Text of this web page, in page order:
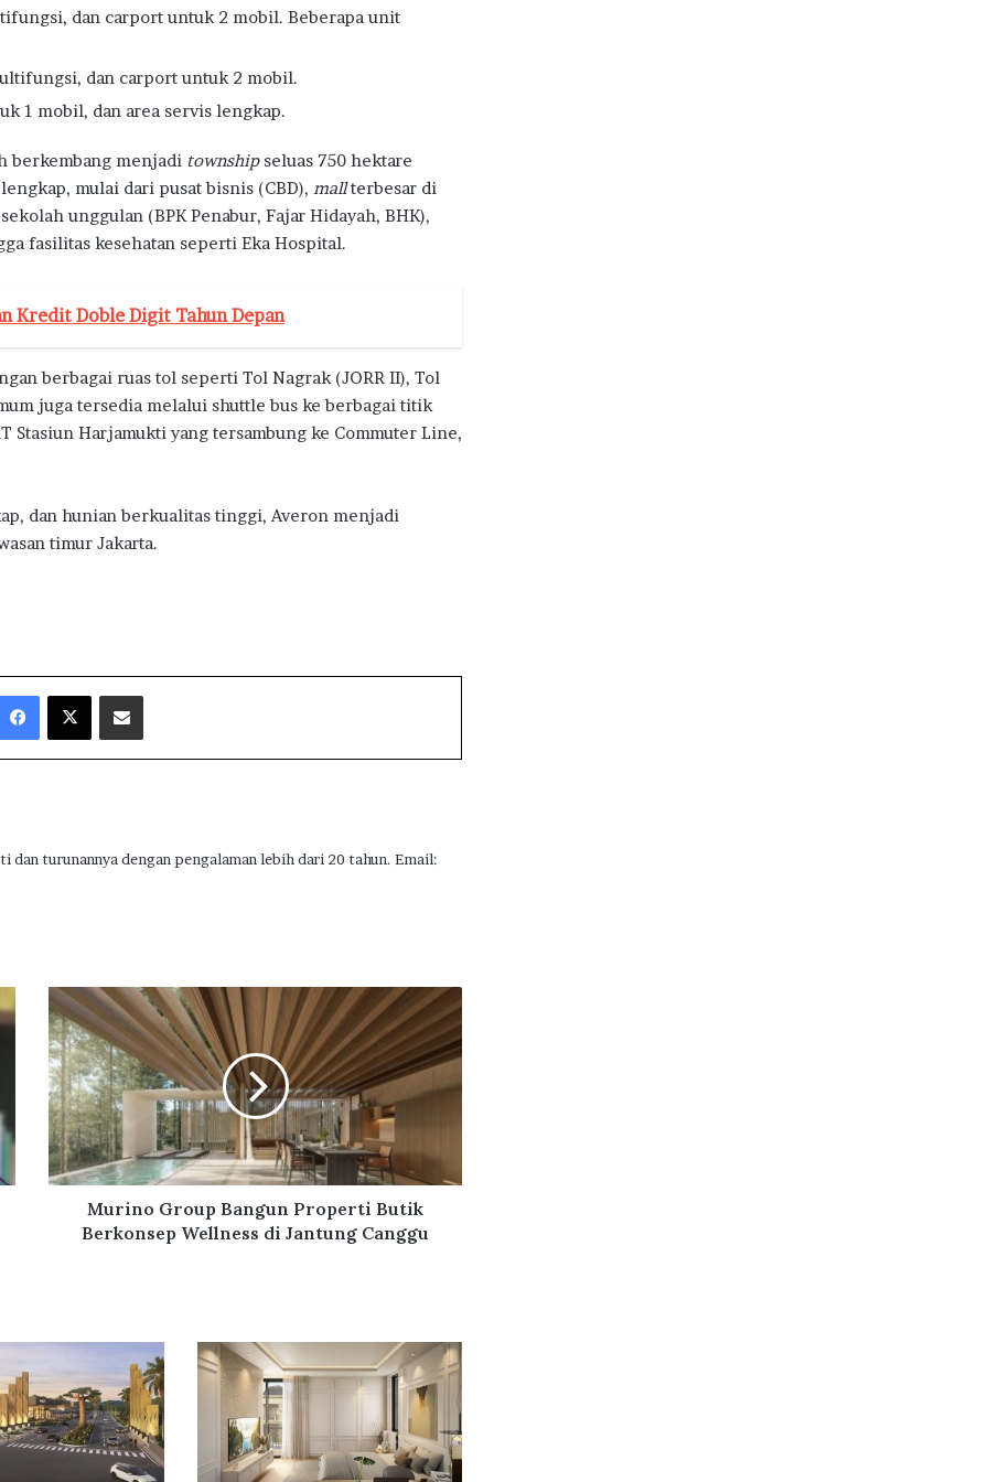
dan carport untuk 2 mobil. Beberapa unit
dan carport untuk 2 mobil.
1 mobil, dan area servis lengkap.
berkembang menjadi townshipseluas 750 hektare
mulai dari pusat bisnis (CBD), mallterbesar di
unggulan (BPK Penabur, Fajar Hidayah, BHK),
fasilitas kesehatan seperti Eka Hospital.
Kredit Doble Digit Tahun Depan
berbagai ruas tol seperti Tol Nagrak (JORR II), Tol
juga tersedia melalui shuttle bus ke berbagai titik
Stasiun Harjamukti yang tersambung ke Commuter Line,
dan hunian berkualitas tinggi, Averon menjadi
timur Jakarta.
Facebook X
turunannya dengan pengalaman lebih dari 20 tahun. Email:
M
u
r
i
n
o
G
r
o
u
P
r
o
Murino Group Bangun Properti Butik
Berkonsep Wellness di Jantung Canggu